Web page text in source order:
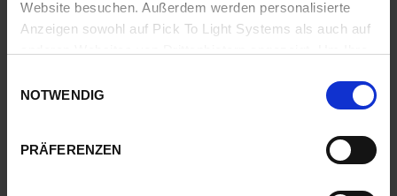
Website besuchen. Außerdem werden personalisierte
Anzeigen sowohl auf Pick To Light Systems als auch auf
funktionalen Cookies abzulehnen, klicken Sie auf „Meine
NOTWENDIG
PRÄFERENZEN
Produktivität und hat eine ausgezeichnete
Bedienerfreundlichkeit.
Zusätzlich ist die Anbindung unserer Systeme an das
WMS/LVS oder ERP des Kunden, einfach und schnell.